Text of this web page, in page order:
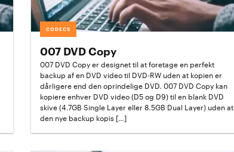
CODECS
007 DVD Copy
007 DVD Copy er designet til at foretage en perfekt
backup af en DVD video til DVD-RW uden at kopien er
dårligere end den oprindelige DVD. 007 DVD Copy kan
kopiere enhver DVD video (D5 og D9) til en blank DVD
skive (4.7GB Single Layer eller 8.5GB Dual Layer) uden at
den nye backup kopis […]